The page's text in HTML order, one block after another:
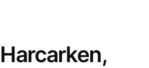
Harcarken,